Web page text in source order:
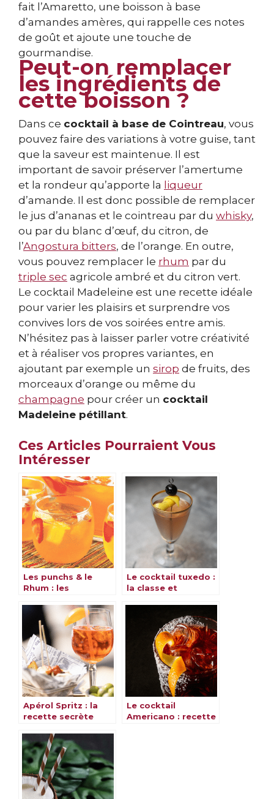
fait l’Amaretto, une boisson à base
d’amandes amères, qui rappelle ces notes
de goût et ajoute une touche de
gourmandise.
Peut-on remplacer
les ingrédients de
cette boisson ?
Dans ce cocktail à base de Cointreau, vous
pouvez faire des variations à votre guise, tant
que la saveur est maintenue. Il est
important de savoir préserver l’amertume
et la rondeur qu’apporte la liqueur
d’amande. Il est donc possible de remplacer
le jus d’ananas et le cointreau par du whisky,
ou par du blanc d’œuf, du citron, de
l’Angostura bitters, de l’orange. En outre,
vous pouvez remplacer le rhum par du
triple sec agricole ambré et du citron vert.
Le cocktail Madeleine est une recette idéale
pour varier les plaisirs et surprendre vos
convives lors de vos soirées entre amis.
N’hésitez pas à laisser parler votre créativité
et à réaliser vos propres variantes, en
ajoutant par exemple un sirop de fruits, des
morceaux d’orange ou même du
champagne pour créer un cocktail
Madeleine pétillant.
Ces Articles Pourraient Vous
Intéresser
Les punchs & le
Rhum : les
Le cocktail tuxedo :
la classe et
Apérol Spritz : la
recette secrète
inoubliable
Le cocktail
Americano : recette